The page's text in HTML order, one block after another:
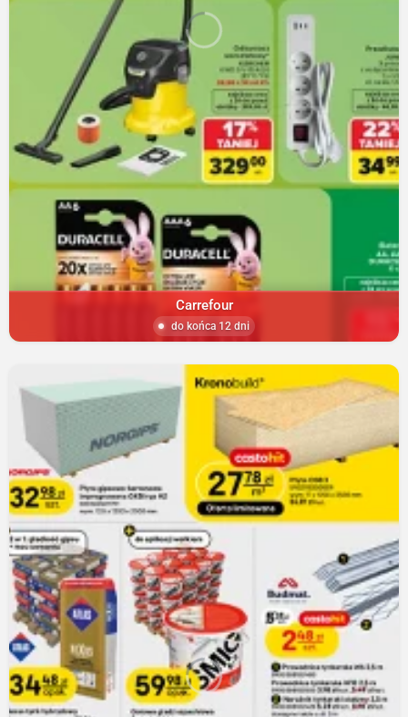
Carrefour
do końca 12 dni